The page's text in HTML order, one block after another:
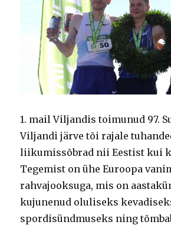
1. mail Viljandis toimunud 97.
Viljandi järve tõi rajale
liikumissõbrad nii Eestist kui
Tegemist on ühe Euroopa
rahvajooksuga, mis on
kujunenud oluliseks
spordisündmuseks ning